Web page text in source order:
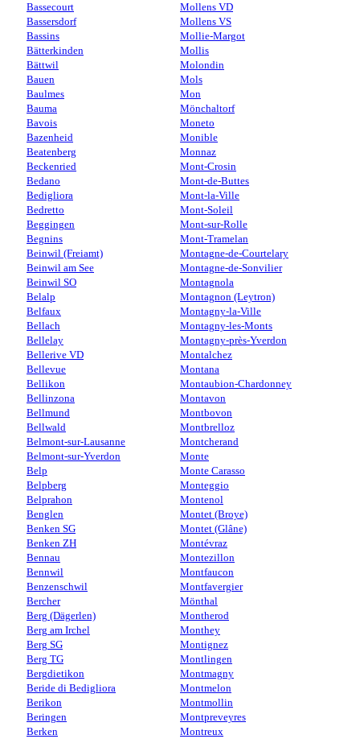
Bassecourt
Bassersdorf
Bassins
Bätterkinden
Bättwil
Bauen
Baulmes
Bauma
Bavois
Bazenheid
Beatenberg
Beckenried
Bedano
Bedigliora
Bedretto
Beggingen
Begnins
Beinwil (Freiamt)
Beinwil am See
Beinwil SO
Belalp
Belfaux
Bellach
Bellelay
Bellerive VD
Bellevue
Bellikon
Bellinzona
Bellmund
Bellwald
Belmont-sur-Lausanne
Belmont-sur-Yverdon
Belp
Belpberg
Belprahon
Benglen
Benken SG
Benken ZH
Bennau
Bennwil
Benzenschwil
Bercher
Berg (Dägerlen)
Berg am Irchel
Berg SG
Berg TG
Bergdietikon
Beride di Bedigliora
Berikon
Beringen
Berken
Mollens VD
Mollens VS
Mollie-Margot
Mollis
Molondin
Mols
Mon
Mönchaltorf
Moneto
Monible
Monnaz
Mont-Crosin
Mont-de-Buttes
Mont-la-Ville
Mont-Soleil
Mont-sur-Rolle
Mont-Tramelan
Montagne-de-Courtelary
Montagne-de-Sonvilier
Montagnola
Montagnon (Leytron)
Montagny-la-Ville
Montagny-les-Monts
Montagny-près-Yverdon
Montalchez
Montana
Montaubion-Chardonney
Montavon
Montbovon
Montbrelloz
Montcherand
Monte
Monte Carasso
Monteggio
Montenol
Montet (Broye)
Montet (Glâne)
Montévraz
Montezillon
Montfaucon
Montfavergier
Mönthal
Montherod
Monthey
Montignez
Montlingen
Montmagny
Montmelon
Montmollin
Montpreveyres
Montreux